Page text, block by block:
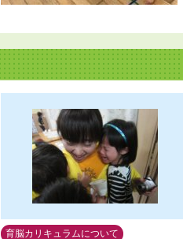
育脳カリキュラムについて